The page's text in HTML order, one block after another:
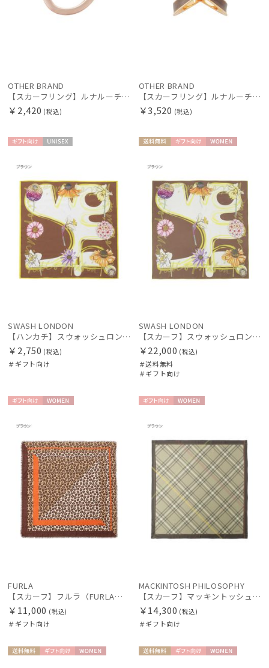
OTHER BRAND
【スカーフリング】ルナルーチェ (Luna Luce) バックルモチーフ お手持ちのスカーフを通すだけ ギフト
￥2,420 (税込)
OTHER BRAND
【スカーフリング】ルナルーチェ (Luna Luce) Cross Ring お手持ちのスカーフを通すだけ ギフト
￥3,520 (税込)
向け
SWASH LONDON
【ハンカチ】スウォッシュロンドン (SWASH LONDON) Candytuft 52*52 日本製
￥2,750 (税込)
＃ギフト向け
料
SWASH LONDON
【スカーフ】スウォッシュロンドン (SWASH LONDON) Candytuft 88*88 シルク 日本製
￥22,000 (税込)
＃送料無料
＃ギフト向け
向け
FURLA
【スカーフ】フルラ（FURLA）レオパードウールスカーフ 80*80
￥11,000 (税込)
＃ギフト向け
向け
MACKINTOSH PHILOSOPHY
【スカーフ】マッキントッシュ フィロソフィー（MACKINTOSH PHILOSOPHY）シルクスカーフ チェック
￥14,300 (税込)
＃ギフト向け